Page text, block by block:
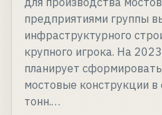
предприятиями группы
инфраструктурного
крупного игрока. На
планирует
мостовые конструкции
тонн.…